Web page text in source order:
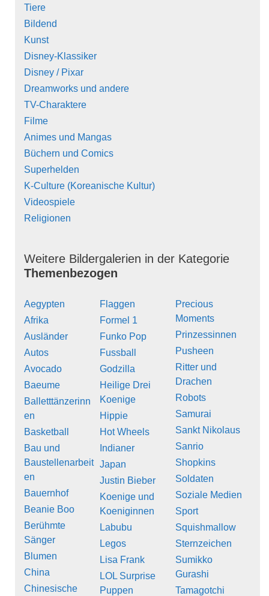
Tiere
Bildend
Kunst
Disney-Klassiker
Disney / Pixar
Dreamworks und andere
TV-Charaktere
Filme
Animes und Mangas
Büchern und Comics
Superhelden
K-Culture (Koreanische Kultur)
Videospiele
Religionen
Weitere Bildergalerien in der Kategorie
Themenbezogen
Aegypten
Afrika
Ausländer
Autos
Avocado
Baeume
Balletttänzerinn
en
Basketball
Bau und
Baustellenarbeit
en
Bauernhof
Beanie Boo
Berühmte
Sänger
Blumen
China
Chinesische
Flaggen
Formel 1
Funko Pop
Fussball
Godzilla
Heilige Drei
Koenige
Hippie
Hot Wheels
Indianer
Japan
Justin Bieber
Koenige und
Koeniginnen
Labubu
Legos
Lisa Frank
LOL Surprise
Puppen
Precious
Moments
Prinzessinnen
Pusheen
Ritter und
Drachen
Robots
Samurai
Sankt Nikolaus
Sanrio
Shopkins
Soldaten
Soziale Medien
Sport
Squishmallow
Sternzeichen
Sumikko
Gurashi
Tamagotchi